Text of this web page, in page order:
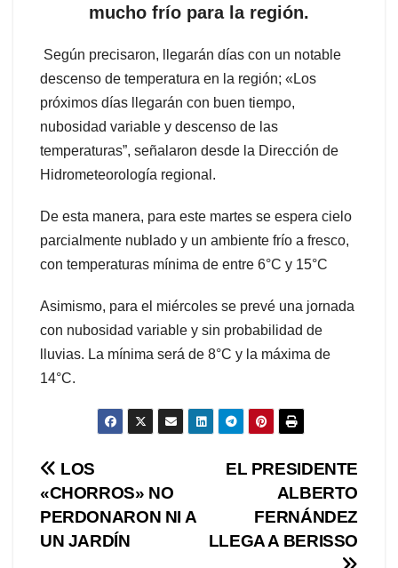
mucho frío para la región.
Según precisaron, llegarán días con un notable
descenso de temperatura en la región; «Los
próximos días llegarán con buen tiempo,
nubosidad variable y descenso de las
temperaturas”, señalaron desde la Dirección de
Hidrometeorología regional.
De esta manera, para este martes se espera cielo
parcialmente nublado y un ambiente frío a fresco,
con temperaturas mínima de entre 6°C y 15°C
Asimismo, para el miércoles se prevé una jornada
con nubosidad variable y sin probabilidad de
lluvias. La mínima será de 8°C y la máxima de
14°C.
Navegación
de
entradas
EL PRESIDENTE
ALBERTO
FERNÁNDEZ
LLEGA A BERISSO
LOS
«CHORROS» NO
PERDONARON NI A
UN JARDÍN